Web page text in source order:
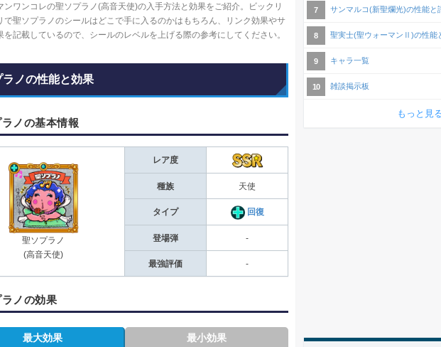
ンワンコレの聖ソプラノ(高音天使)の入手方法と効果をご紹介。ビックリ
で聖ソプラノのシールはどこで手に入るのかはもちろん、リンク効果やサ
を記載しているので、シールのレベルを上げる際の参考にしてください。
ラノの性能と効果
ノの基本情報
聖ソプラノ
(高音天使)
レア度
種族 天使
タイプ 回復
登場弾 -
最強評価 -
ノの効果
最大効果 最小効果
サンマルコ(新聖爛光)の性能と
聖実士(聖ウォーマンⅡ)の性能
キャラ一覧
雑談掲示板
もっと見